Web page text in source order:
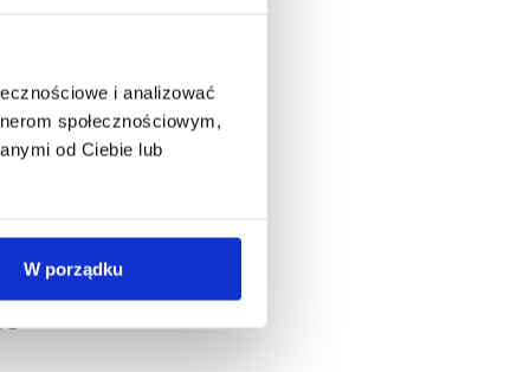
i analizować
społecznościowym,
od Ciebie lub
W porządku
w
z